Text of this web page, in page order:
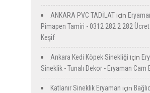
ANKARA PVC TADİLAT için
Pimapen Tamiri - 0312 282 2 282
Keşif
Ankara Kedi Köpek Sinekliği için
Sineklik - Tunalı Dekor - Eryaman Cam
Katlanır Sineklik Eryaman için